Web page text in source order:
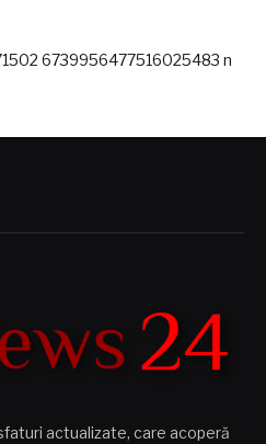
actualizate, care acoperă